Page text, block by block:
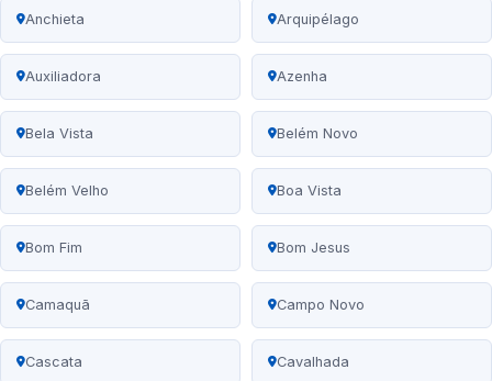
Anchieta Arquipélago
Auxiliadora Azenha
Bela Vista Belém Novo
Belém Velho Boa Vista
Bom Fim Bom Jesus
Camaquã Campo Novo
Cascata Cavalhada